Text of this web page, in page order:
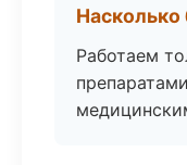
Работаем